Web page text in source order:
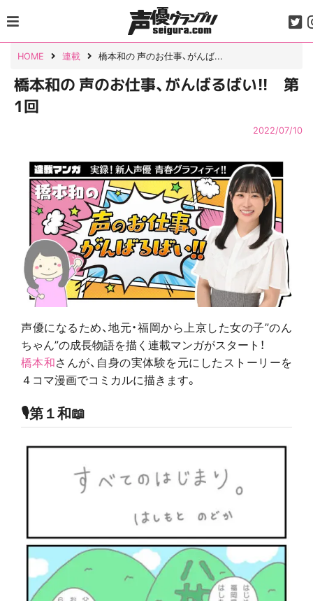
to
content
HOME 連載 橋本和の 声のお仕事、がんば...
橋本和の 声のお仕事、がんばるばい!! 第
1回
2022/07/10
声優になるため、地元・福岡から上京した女の子”のん
ちゃん”の成長物語を描く連載マンガがスタート！
橋本和さんが、自身の実体験を元にしたストーリーを
４コマ漫画でコミカルに描きます。
🎙第１和📖